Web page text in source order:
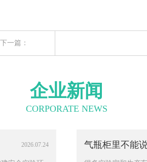
下一篇：
企业新闻
CORPORATE NEWS
2026.07.24 气瓶柜里不能